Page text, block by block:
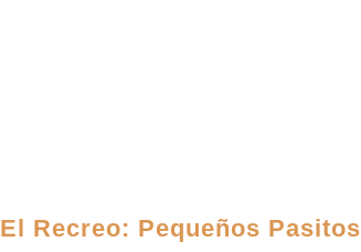
El Recreo: Pequeños Pasitos